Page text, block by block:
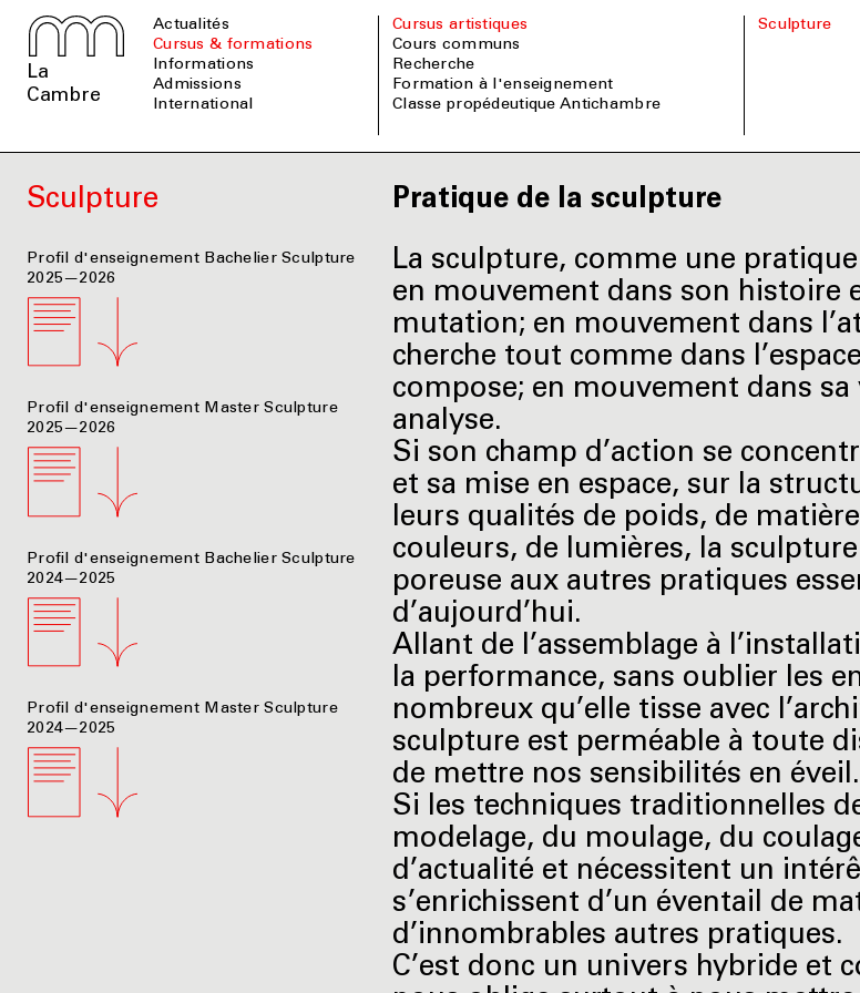
La
Cambre
Actualités
Cursus & formations
informations
admissions
international
Cursus artistiques
Cours communs
Recherche
Formation à l'enseignement
Classe propédeutique Antichambre
Sculpture
Sculpture
Profil d'enseignement Bachelier Sculpture
2025—2026
Profil d'enseignement Master Sculpture
2025—2026
Profil d'enseignement Bachelier Sculpture
2024—2025
Profil d'enseignement Master Sculpture
2024—2025
Pratique de la sculpture
La sculpture, comme une
en mouvement dans son histoire
mutation; en mouvement dans
cherche tout comme dans
compose; en mouvement dans
analyse.
Si son champ d’action se
et sa mise en espace, sur la
leurs qualités de poids, de
couleurs, de lumières, la
poreuse aux autres pratiques
d’aujourd’hui.
Allant de l’assemblage à
la performance, sans oublier les
nombreux qu’elle tisse avec
sculpture est perméable à toute
de mettre nos sensibilités en éveil.
Si les techniques traditionnelles
modelage, du moulage, du
d’actualité et nécessitent un
s’enrichissent d’un éventail de
d’innombrables autres pratiques.
C’est donc un univers hybride et